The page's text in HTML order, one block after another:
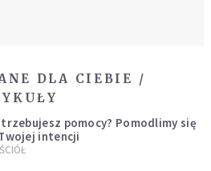
DLA CIEBIE /
pomocy? Pomodlimy się
intencji